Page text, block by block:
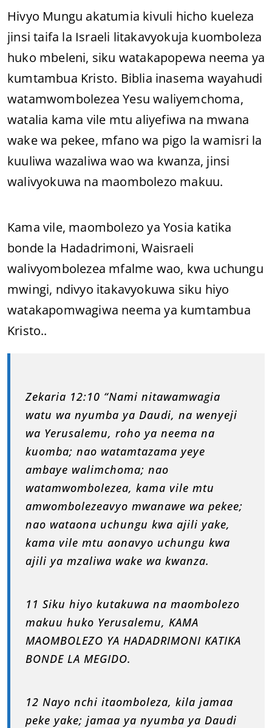
Hivyo Mungu akatumia kivuli hicho kueleza
jinsi taifa la Israeli litakavyokuja kuomboleza
huko mbeleni, siku watakapopewa neema ya
kumtambua Kristo. Biblia inasema wayahudi
watamwombolezea Yesu waliyemchoma,
watalia kama vile mtu aliyefiwa na mwana
wake wa pekee, mfano wa pigo la wamisri la
kuuliwa wazaliwa wao wa kwanza, jinsi
walivyokuwa na maombolezo makuu.
Kama vile, maombolezo ya Yosia katika
bonde la Hadadrimoni, Waisraeli
walivyombolezea mfalme wao, kwa uchungu
mwingi, ndivyo itakavyokuwa siku hiyo
watakapomwagiwa neema ya kumtambua
Kristo..
Zekaria 12:10 “Nami nitawamwagia
watu wa nyumba ya Daudi, na wenyeji
wa Yerusalemu, roho ya neema na
kuomba; nao watamtazama yeye
ambaye walimchoma; nao
watamwombolezea, kama vile mtu
amwombolezeavyo mwanawe wa pekee;
nao wataona uchungu kwa ajili yake,
kama vile mtu aonavyo uchungu kwa
ajili ya mzaliwa wake wa kwanza.
11 Siku hiyo kutakuwa na maombolezo
makuu huko Yerusalemu, KAMA
MAOMBOLEZO YA HADADRIMONI KATIKA
BONDE LA MEGIDO.
12 Nayo nchi itaomboleza, kila jamaa
peke yake; jamaa ya nyumba ya Daudi